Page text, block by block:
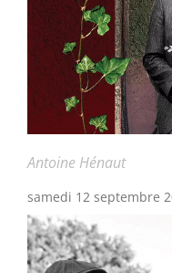
Antoine Hénaut
samedi 12 septembre